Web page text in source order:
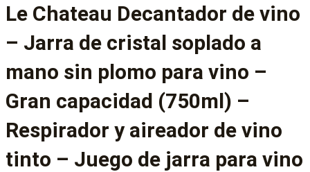
Le Chateau Decantador de vino
– Jarra de cristal soplado a
mano sin plomo para vino –
Gran capacidad (750ml) –
Respirador y aireador de vino
tinto – Juego de jarra para vino